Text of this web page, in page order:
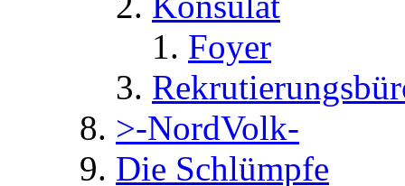
Foyer
>-NordVolk-
Die Schlümpfe